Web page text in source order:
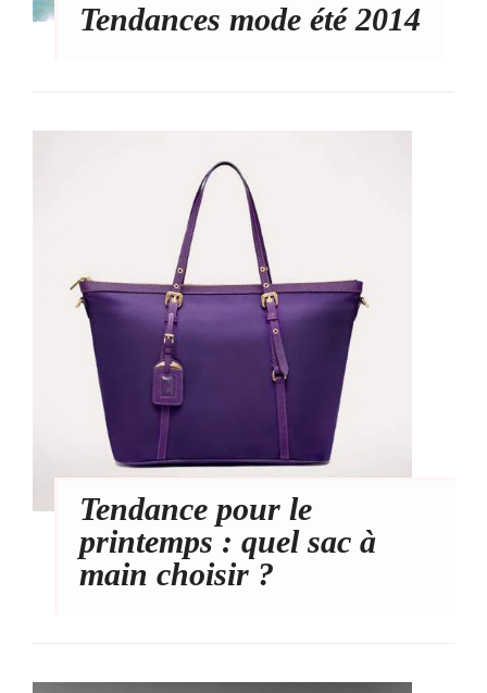
Tendances mode été 2014
Tendance pour le
printemps : quel sac à
main choisir ?